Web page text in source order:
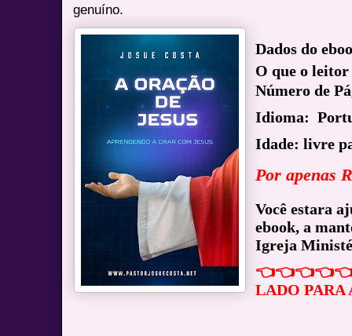
genuíno.
Dados do
O que o
Número de
Idioma:
Idade: livre
Por apenas
Você estara
ebook, a
Igreja
LADO PARA